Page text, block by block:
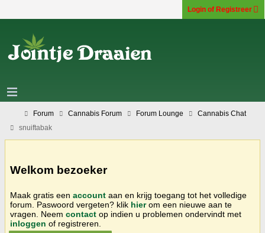
Login of Registreer
Forum Cannabis Forum Forum Lounge
Cannabis Chat
snuiftabak
Welkom bezoeker
Maak gratis een account aan en krijg toegang tot het volledige
forum. Paswoord vergeten? klik hierom een nieuwe aan te
vragen. Neem contact op indien u problemen ondervindt met
inloggen of registreren.